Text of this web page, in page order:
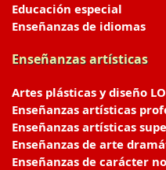
Educación especial
Enseñanzas de idiomas
Enseñanzas artísticas
Artes plásticas y diseño
Enseñanzas artísticas
Enseñanzas artísticas
Enseñanzas de arte
Enseñanzas de carácter